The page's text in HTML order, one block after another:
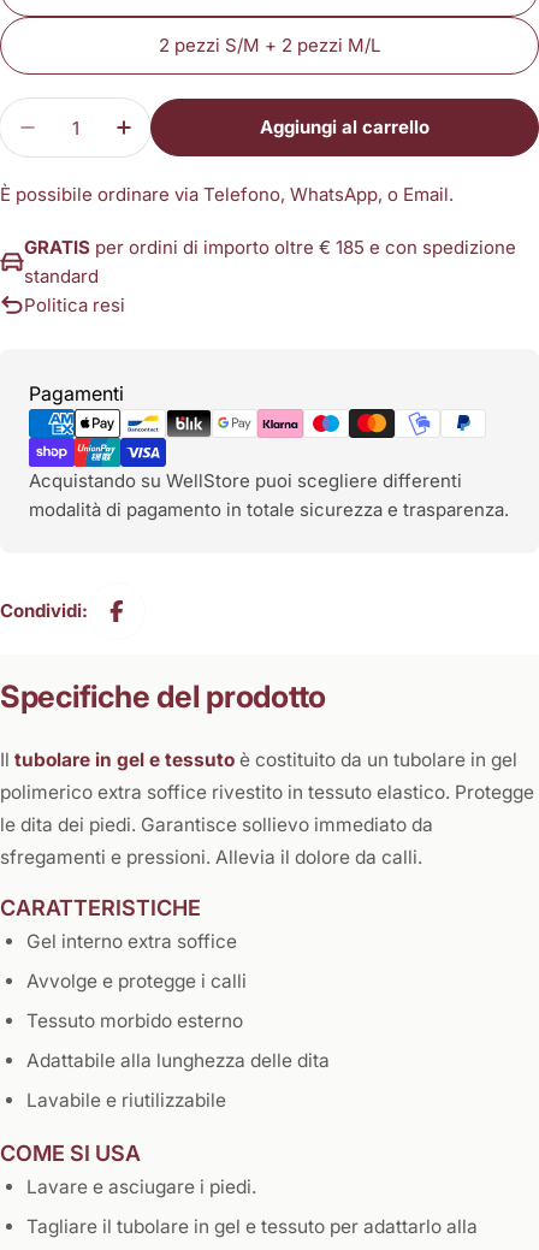
2 pezzi S/M + 2 pezzi M/L
Quantità
Diminuisci la quantità per Tubolare in gel e
Aumenta la quantità per Tubolare in gel
Aggiungi al carrello
È possibile ordinare via Telefono, WhatsApp, o Email.
GRATIS per ordini di importo oltre € 185 e con spedizione
standard
Politica resi
Pagamenti
Metodi
di
pagamento
Acquistando su WellStore puoi scegliere differenti
modalità di pagamento in totale sicurezza e trasparenza.
Condividi:
Specifiche del prodotto
Il tubolare in gel e tessuto è costituito da un tubolare in gel
polimerico extra soffice rivestito in tessuto elastico. Protegge
le dita dei piedi. Garantisce sollievo immediato da
sfregamenti e pressioni. Allevia il dolore da calli.
CARATTERISTICHE
Gel interno extra soffice
Avvolge e protegge i calli
Tessuto morbido esterno
Adattabile alla lunghezza delle dita
Lavabile e riutilizzabile
COME SI USA
Lavare e asciugare i piedi.
Tagliare il tubolare in gel e tessuto per adattarlo alla